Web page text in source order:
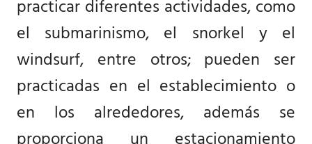
practicar diferentes actividades, como
el submarinismo, el snorkel y el
windsurf, entre otros; pueden ser
practicadas en el establecimiento o
en los alrededores, además se